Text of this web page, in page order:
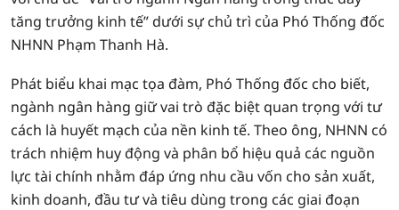
tăng trưởng kinh tế” dưới sự chủ trì của Phó Thống đốc
NHNN Phạm Thanh Hà.
Phát biểu khai mạc tọa đàm, Phó Thống đốc cho biết,
ngành ngân hàng giữ vai trò đặc biệt quan trọng với tư
cách là huyết mạch của nền kinh tế. Theo ông, NHNN có
trách nhiệm huy động và phân bổ hiệu quả các nguồn
lực tài chính nhằm đáp ứng nhu cầu vốn cho sản xuất,
kinh doanh, đầu tư và tiêu dùng trong các giai đoạn